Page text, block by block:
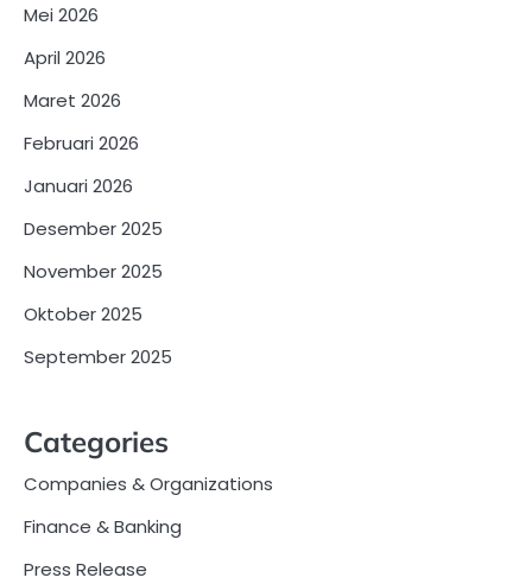
Mei 2026
April 2026
Maret 2026
Februari 2026
Januari 2026
Desember 2025
November 2025
Oktober 2025
September 2025
Categories
Companies & Organizations
Finance & Banking
Press Release